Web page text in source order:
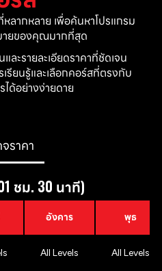
ลากหลาย เพื่อค้นหาโปรแกรม
ายของคุณมากที่สุด
ละรายละเอียดราคาที่ชัดเจน
รียนรู้และเลือกคอร์สที่ตรงกับ
ได้อย่างง่ายดาย
ราคา
ชม. 30 นาที)
อังคาร พุธ
All Levels All Levels